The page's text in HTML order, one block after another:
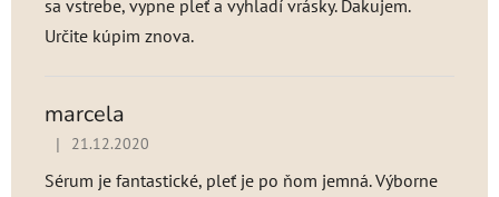
sa vstrebe, vypne pleť a vyhladí vrásky. Ďakujem.
Určite kúpim znova.
marcela
Hodnotenie produktu je 5 z 5 hviezdičiek.
| 21.12.2020
Sérum je fantastické, pleť je po ňom jemná. Výborne